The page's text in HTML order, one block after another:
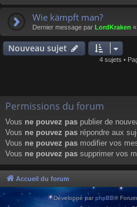
Wie kämpft man?
Dernier message par LordKraken «
Nouveau sujet
4 sujets •
Permissions du forum
Vous ne pouvez pas publier de
Vous ne pouvez pas répondre aux
Vous ne pouvez pas modifier vos
Vous ne pouvez pas supprimer vos
Accueil du forum
Développé par phpBB®